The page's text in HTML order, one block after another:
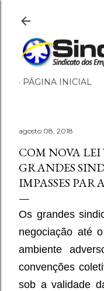
PÁGINA INICIAL
agosto 08, 2018
COM NOVA
GRANDES
IMPASSES
Os grandes
negociação até
ambiente
convenções
sob a validade